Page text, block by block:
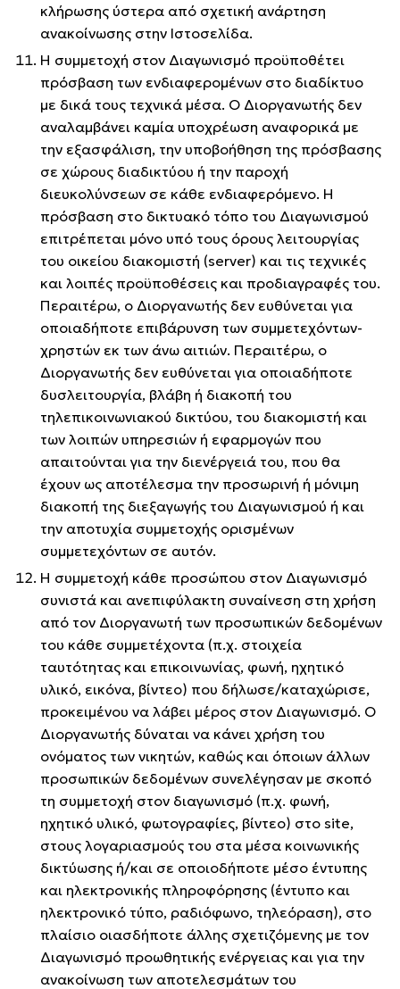
κλήρωσης ύστερα από σχετική ανάρτηση
ανακοίνωσης στην Ιστοσελίδα.
Η συμμετοχή στον Διαγωνισμό προϋποθέτει
πρόσβαση των ενδιαφερομένων στο διαδίκτυο
με δικά τους τεχνικά μέσα. Ο Διοργανωτής δεν
αναλαμβάνει καμία υποχρέωση αναφορικά με
την εξασφάλιση, την υποβοήθηση της πρόσβασης
σε χώρους διαδικτύου ή την παροχή
διευκολύνσεων σε κάθε ενδιαφερόμενο. Η
πρόσβαση στο δικτυακό τόπο του Διαγωνισμού
επιτρέπεται μόνο υπό τους όρους λειτουργίας
του οικείου διακομιστή (server) και τις τεχνικές
και λοιπές προϋποθέσεις και προδιαγραφές του.
Περαιτέρω, ο Διοργανωτής δεν ευθύνεται για
οποιαδήποτε επιβάρυνση των συμμετεχόντων-
χρηστών εκ των άνω αιτιών. Περαιτέρω, ο
Διοργανωτής δεν ευθύνεται για οποιαδήποτε
δυσλειτουργία, βλάβη ή διακοπή του
τηλεπικοινωνιακού δικτύου, του διακομιστή και
των λοιπών υπηρεσιών ή εφαρμογών που
απαιτούνται για την διενέργειά του, που θα
έχουν ως αποτέλεσμα την προσωρινή ή μόνιμη
διακοπή της διεξαγωγής του Διαγωνισμού ή και
την αποτυχία συμμετοχής ορισμένων
συμμετεχόντων σε αυτόν.
Η συμμετοχή κάθε προσώπου στον Διαγωνισμό
συνιστά και ανεπιφύλακτη συναίνεση στη χρήση
από τον Διοργανωτή των προσωπικών δεδομένων
του κάθε συμμετέχοντα (π.χ. στοιχεία
ταυτότητας και επικοινωνίας, φωνή, ηχητικό
υλικό, εικόνα, βίντεο) που δήλωσε/καταχώρισε,
προκειμένου να λάβει μέρος στον Διαγωνισμό. Ο
Διοργανωτής δύναται να κάνει χρήση του
ονόματος των νικητών, καθώς και όποιων άλλων
προσωπικών δεδομένων συνελέγησαν με σκοπό
τη συμμετοχή στον διαγωνισμό (π.χ. φωνή,
ηχητικό υλικό, φωτογραφίες, βίντεο) στο site,
στους λογαριασμούς του στα μέσα κοινωνικής
δικτύωσης ή/και σε οποιοδήποτε μέσο έντυπης
και ηλεκτρονικής πληροφόρησης (έντυπο και
ηλεκτρονικό τύπο, ραδιόφωνο, τηλεόραση), στο
πλαίσιο οιασδήποτε άλλης σχετιζόμενης με τον
Διαγωνισμό προωθητικής ενέργειας και για την
ανακοίνωση των αποτελεσμάτων του